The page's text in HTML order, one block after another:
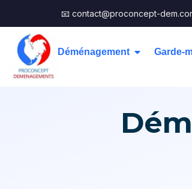
📧 contact@proconcept-
Déménagement Garde-